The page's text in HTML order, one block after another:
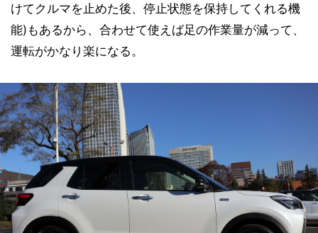
けてクルマを止めた後、停止状態を保持してくれる機
能)もあるから、合わせて使えば足の作業量が減って、
運転がかなり楽になる。